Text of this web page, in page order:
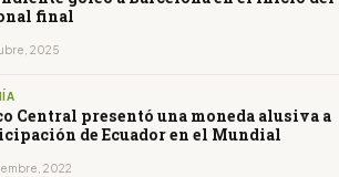
final
2025
Central presentó una moneda alusiva a
de Ecuador en el Mundial
2022